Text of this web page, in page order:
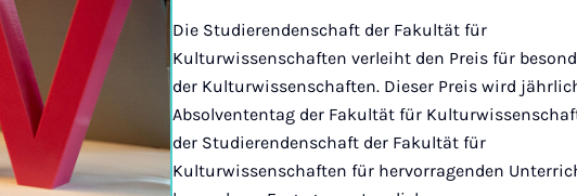
Die Studierendenschaft der Fakultät für
Kulturwissenschaften verleiht den Preis für
der Kulturwissenschaften. Dieser Preis wird
Absolvententag der Fakultät für
der Studierendenschaft der Fakultät für
Kulturwissenschaften für hervorragenden